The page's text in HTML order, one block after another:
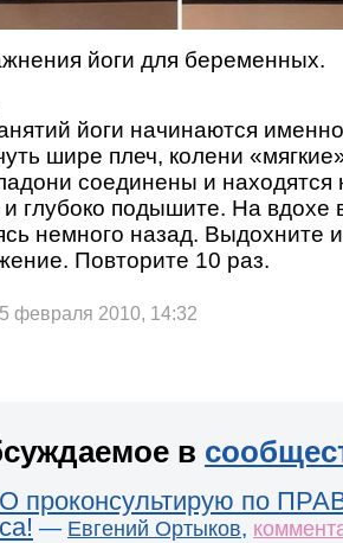
йоги для беременных.
йоги начинаются
шире плеч, колени
соединены и находятся
и глубоко подышите. На вдохе
немного назад. Выдохните
Повторите 10 раз.
февраля 2010, 14:32
в
проконсультирую по
— Евгений Ортыков,